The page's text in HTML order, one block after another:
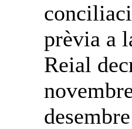
prèvia a
Reial